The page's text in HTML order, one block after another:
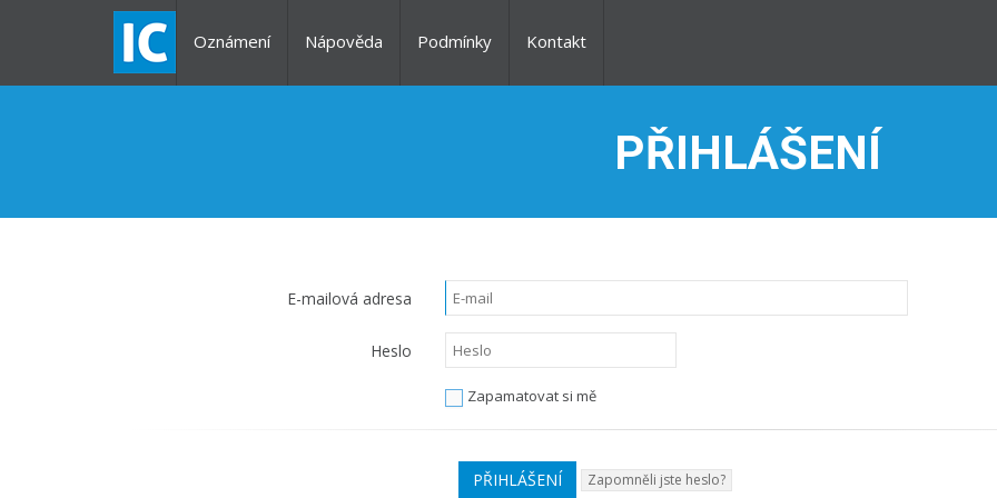
Oznámení Nápověda Podmínky Kontakt
PŘIHLÁŠENÍ
E-mailová adresa
Heslo
Zapamatovat si mě
Zapomněli jste heslo?